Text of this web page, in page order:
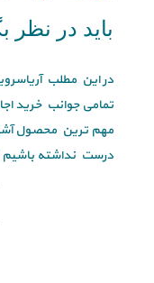
باید در نظر
در این مطلب
تمامی جوانب خرید
مهم ترین محصول
درست نداشته باشیم